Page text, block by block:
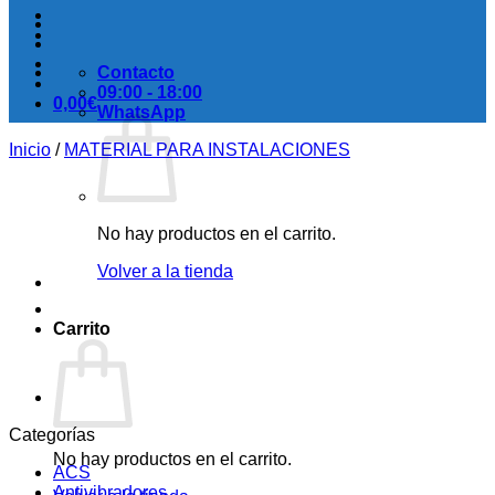
0,00€
No hay productos en el carrito.
Volver a la tienda
Carrito
No hay productos en el carrito.
Contacto
09:00 - 18:00
WhatsApp
Inicio / MATERIAL PARA INSTALACIONES
Categorías
ACS